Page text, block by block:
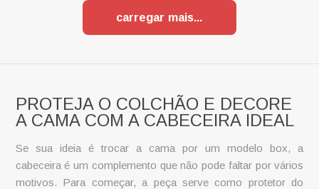
carregar mais
PROTEJA O COLCHÃO E DECORE
A CAMA COM A CABECEIRA IDEAL
Se sua ideia é trocar a cama por um modelo box, a
cabeceira é um complemento que não pode faltar por vários
motivos. Para começar, a peça serve como protetor do